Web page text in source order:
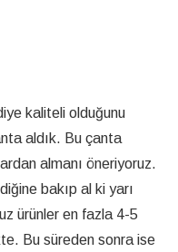
kaliteli olduğunu
aldık. Bu çanta
almanı öneriyoruz.
bakıp al ki yarı
ürünler en fazla 4-5
Bu süreden sonra ise